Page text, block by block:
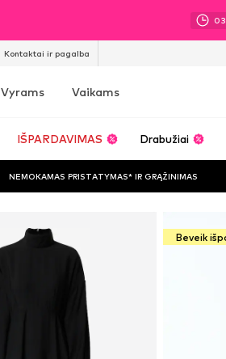
03
Kontaktai ir pagalba
Vyrams Vaikams
IŠPARDAVIMAS Drabužiai
NEMOKAMAS PRISTATYMAS* IR GRĄŽINIMAS
Beveik